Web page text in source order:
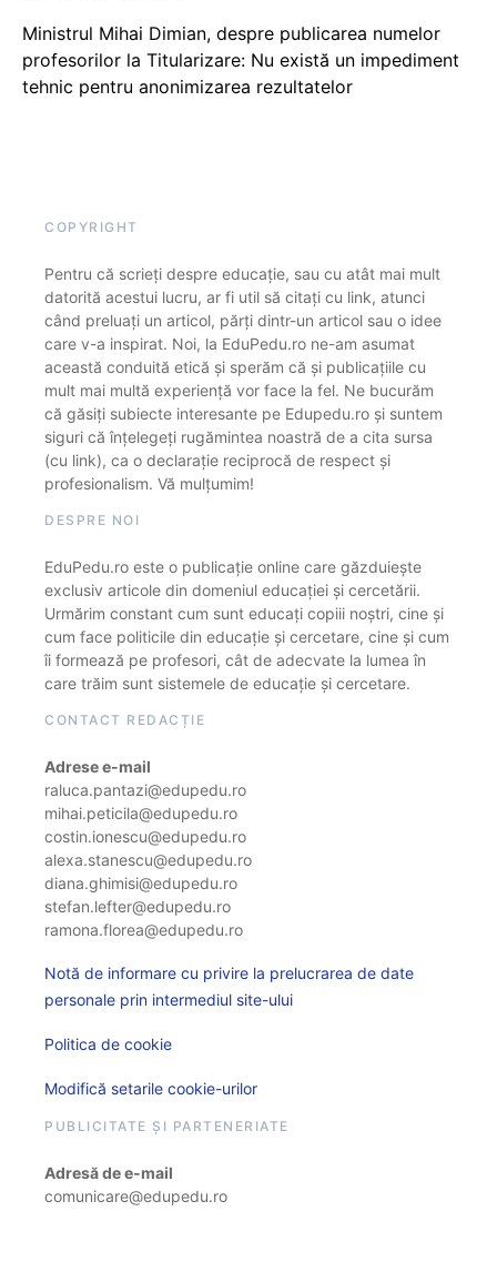
Ministrul Mihai Dimian, despre publicarea numelor
profesorilor la Titularizare: Nu există un impediment
tehnic pentru anonimizarea rezultatelor
COPYRIGHT
Pentru că scrieți despre educație, sau cu atât mai mult
datorită acestui lucru, ar fi util să citați cu link, atunci
când preluați un articol, părți dintr-un articol sau o idee
care v-a inspirat. Noi, la EduPedu.ro ne-am asumat
această conduită etică și sperăm că și publicațiile cu
mult mai multă experiență vor face la fel. Ne bucurăm
că găsiți subiecte interesante pe Edupedu.ro și suntem
siguri că înțelegeți rugămintea noastră de a cita sursa
(cu link), ca o declarație reciprocă de respect și
profesionalism. Vă mulțumim!
DESPRE NOI
EduPedu.ro este o publicație online care găzduiește
exclusiv articole din domeniul educației și cercetării.
Urmărim constant cum sunt educați copiii noștri, cine și
cum face politicile din educație și cercetare, cine și cum
îi formează pe profesori, cât de adecvate la lumea în
care trăim sunt sistemele de educație și cercetare.
CONTACT REDACȚIE
Adrese e-mail
raluca.pantazi@edupedu.ro
mihai.peticila@edupedu.ro
costin.ionescu@edupedu.ro
alexa.stanescu@edupedu.ro
diana.ghimisi@edupedu.ro
stefan.lefter@edupedu.ro
ramona.florea@edupedu.ro
Notă de informare cu privire la prelucrarea de date
personale prin intermediul site-ului
Politica de cookie
Modifică setarile cookie-urilor
PUBLICITATE ȘI PARTENERIATE
Adresă de e-mail
comunicare@edupedu.ro